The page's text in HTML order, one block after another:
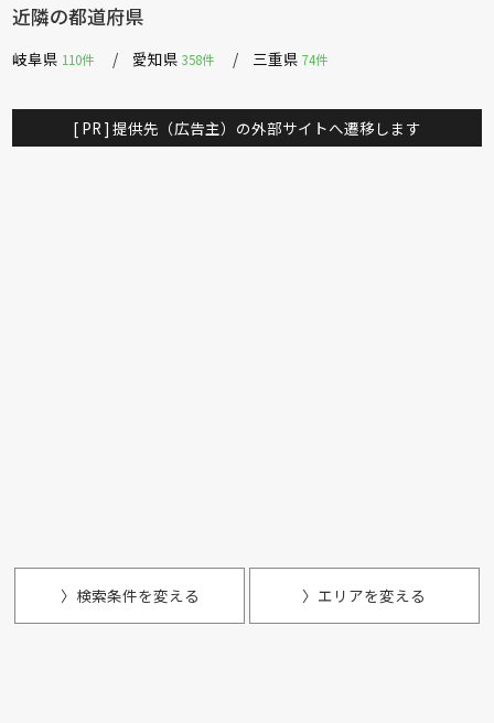
近隣の都道府県
岐阜県 110件 愛知県358件 三重県74件
[ PR ] 提供先（広告主）の外部サイトへ遷移します
〉検索条件を変える 〉エリアを変える